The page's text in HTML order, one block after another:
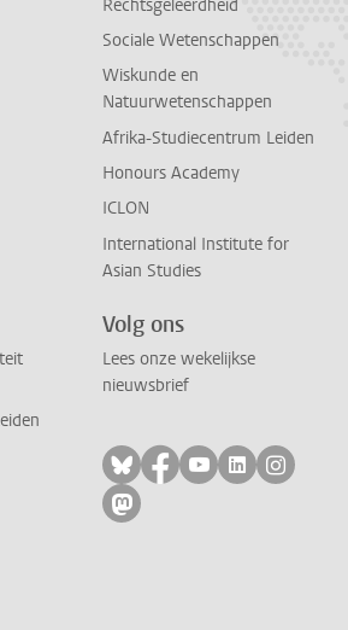
Rechtsgeleerdheid
Sociale Wetenschappen
Wiskunde en
Natuurwetenschappen
Afrika-Studiecentrum Leiden
Honours Academy
ICLON
International Institute for
Asian Studies
Volg ons
Lees onze wekelijkse
nieuwsbrief
Volg ons op bluesky
Volg ons op
Volg ons op
Volg ons
Volg
Volg ons op mastodon